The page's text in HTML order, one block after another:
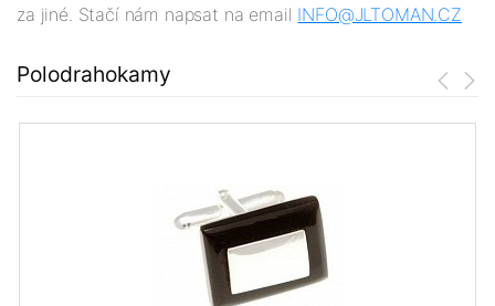
za jiné. Stačí nám napsat na email INFO@JLTOMAN.CZ
Polodrahokamy